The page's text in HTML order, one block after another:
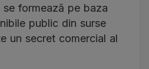
formează pe baza
public din surse
un secret comercial al